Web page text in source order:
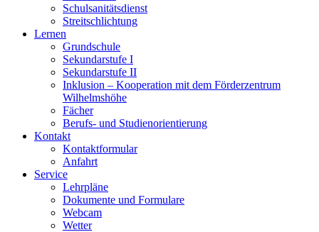
Schulsanitätsdienst
Streitschlichtung
Lernen
Grundschule
Sekundarstufe I
Sekundarstufe II
Inklusion – Kooperation mit dem Förderzentrum
Wilhelmshöhe
Fächer
Berufs- und Studienorientierung
Kontakt
Kontaktformular
Anfahrt
Service
Lehrpläne
Dokumente und Formulare
Webcam
Wetter